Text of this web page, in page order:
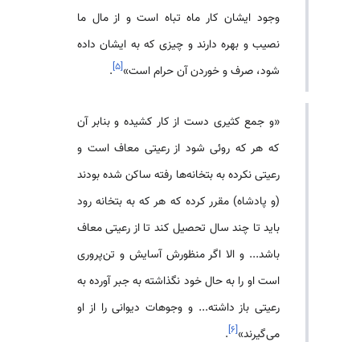
وجود ایشان کار ماه تباه است و از مال ما
نصیب و بهره دارند و چیزی که به ایشان داده
شود، صرف و خوردن آن حرام است»[۵]
.
«و جمع کثیری دست از کار کشیده و بنابر آن
که هر که روئی شود از رعیتی معاف است و
رعیتی نکرده به بتخانه‌ها رفته ساکن شده بودند
(و پادشاه) مقرر کرده که هر که به بتخانه رود
باید تا چند سال تحصیل کند تا از رعیتی معاف
باشد... و الا اگر منظورش آسایش و تن‌پروری
است او را به حال خود نگذاشته به جبر آورده به
رعیتی باز داشته... و وجوهات دیوانی را از او
می‌گیرند»[۶]
.